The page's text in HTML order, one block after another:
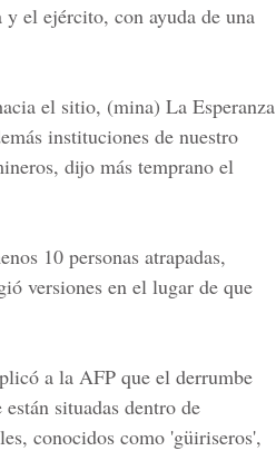
el ejército, con ayuda de una
el sitio, (mina) La Esperanza
instituciones de nuestro
dijo más temprano el
10 personas atrapadas,
versiones en el lugar de que
a la AFP que el derrumbe
situadas dentro de
conocidos como 'güiriseros',